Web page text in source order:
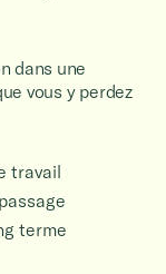
dans une
vous y perdez
travail
terme